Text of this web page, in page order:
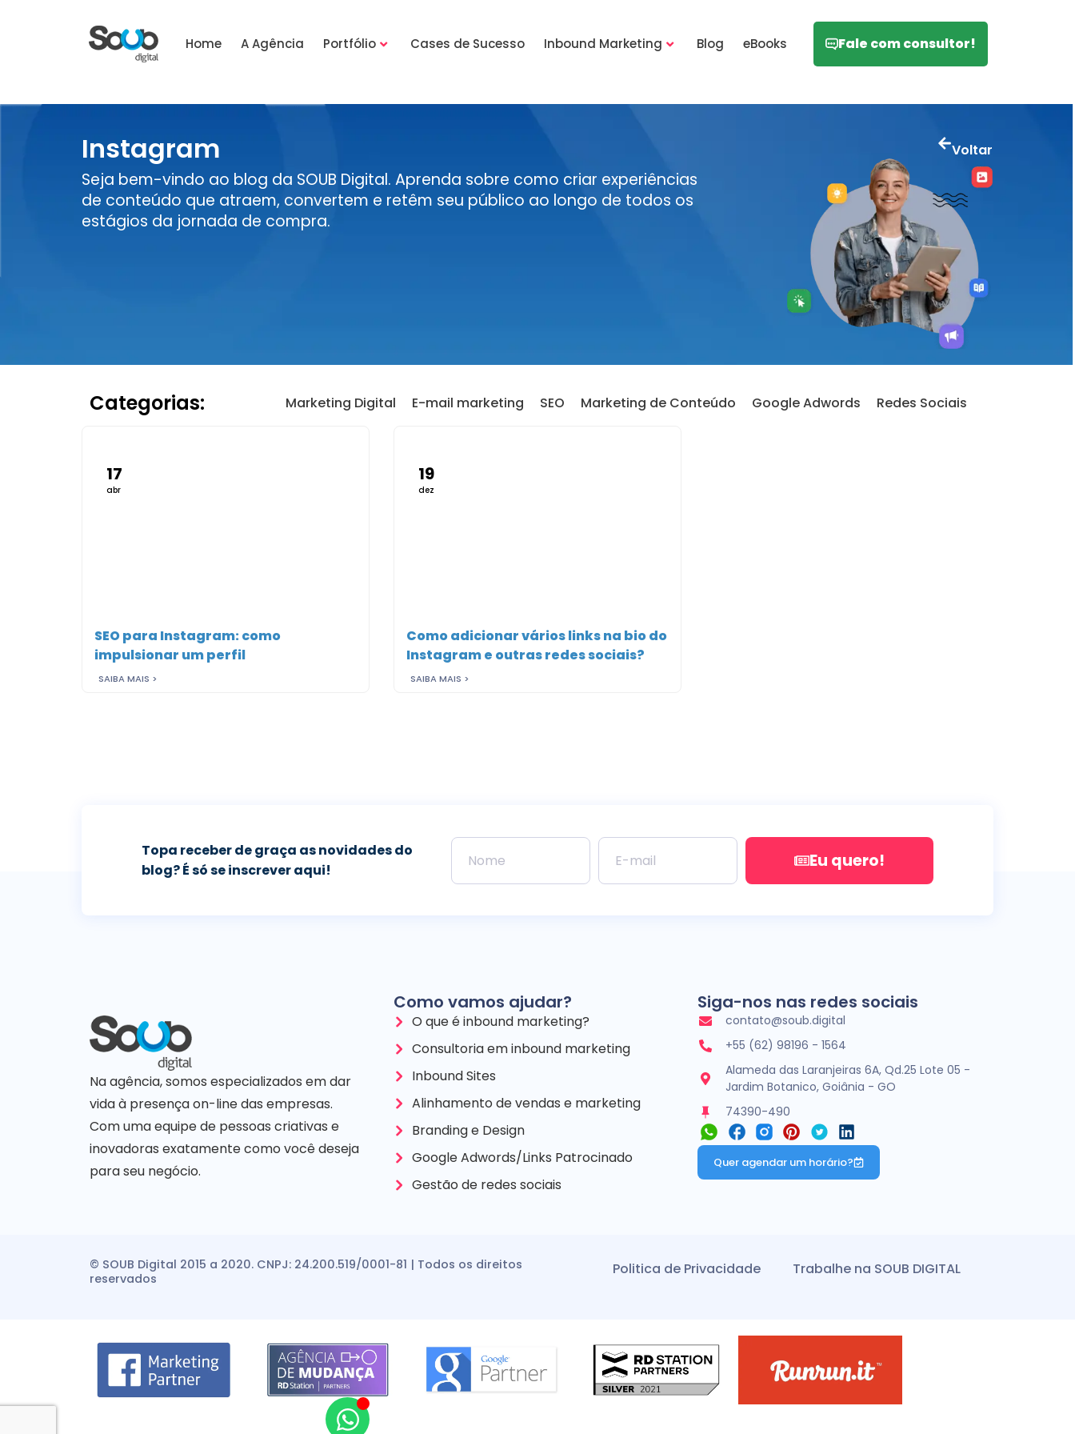
Home A Agência Portfólio Cases de Sucesso Inbound Marketing Blog eBooks Fale com consultor!
Instagram
Seja bem-vindo ao blog da SOUB Digital. Aprenda sobre como criar experiências
de conteúdo que atraem, convertem e retêm seu público ao longo de todos os
estágios da jornada de compra.
Voltar
Categorias: Marketing Digital E-mail marketing SEO Marketing de Conteúdo Google Adwords Redes Sociais
17
abr
SEO para Instagram: como
impulsionar um perfil
SAIBA MAIS >
19
dez
Como adicionar vários links na bio do
Instagram e outras redes sociais?
SAIBA MAIS >
Topa receber de graça as novidades do
blog? É só se inscrever aqui!
Eu quero!
Siga-nos nas redes sociais
contato@soub.digital
+55 (62) 98196 - 1564
Alameda das Laranjeiras 6A, Qd.25 Lote 05 -
Jardim Botanico, Goiânia - GO
74390-490
Quer agendar um horário?
Na agência, somos especializados em dar
vida à presença on-line das empresas.
Com uma equipe de pessoas criativas e
inovadoras exatamente como você deseja
para seu negócio.
Como vamos ajudar?
O que é inbound marketing?
Consultoria em inbound marketing
Inbound Sites
Alinhamento de vendas e marketing
Branding e Design
Google Adwords/Links Patrocinado
Gestão de redes sociais
Politica de Privacidade Trabalhe na SOUB DIGITAL
© SOUB Digital 2015 a 2020. CNPJ: 24.200.519/0001-81 | Todos os direitos
reservados